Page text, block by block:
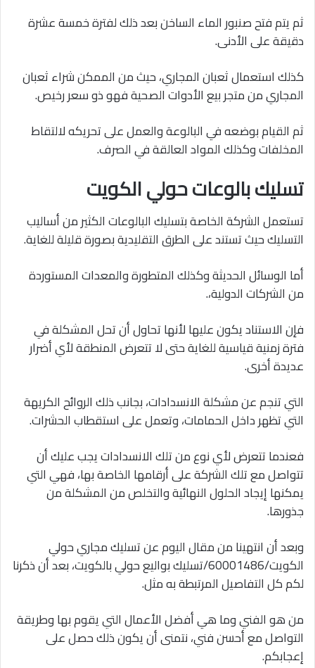
ثم يتم فتح صنبور الماء الساخن بعد ذلك لفترة خمسة عشرة
دقيقة على الأدنى.
كذلك استعمال ثعبان المجاري، حيث من الممكن شراء ثعبان
المجاري من متجر بيع الأدوات الصحية فهو ذو سعر رخيص.
ثم القيام بوضعه في البالوعة والعمل على تحريكه لالتقاط
المخلفات وكذلك المواد العالقة في الصرف.
تسليك بالوعات حولي الكويت
تستعمل الشركة الخاصة بتسليك البالوعات الكثير من أساليب
التسليك حيث تستند على الطرق التقليدية بصورة قليلة للغاية.
أما الوسائل الحديثة وكذلك المتطورة والمعدات المستوردة
من الشركات الدولية،.
فإن الاستناد يكون عليها لأنها تحاول أن تحل المشكلة في
فترة زمنية قياسية للغاية حتى لا تتعرض المنطقة لأي أضرار
عديدة أخرى.
التي تنجم عن مشكلة الانسدادات، بجانب ذلك الروائح الكريهة
التي تظهر داخل الحمامات، وتعمل على استقطاب الحشرات.
فعندما تتعرض لأي نوع من تلك الانسدادات يجب عليك أن
تتواصل مع تلك الشركة على أرقامها الخاصة بها، فهي التي
يمكنها إيجاد الحلول النهائية والتخلص من المشكلة من
جذورها.
وبعد أن انتهينا من مقال اليوم عن تسليك مجاري حولي
الكويت/60001486/تسليك بواليع حولي بالكويت، بعد أن ذكرنا
لكم كل التفاصيل المرتبطة به مثل.
من هو الفني وما هي أفضل الأعمال التي يقوم بها وطريقة
التواصل مع أحسن فني، نتمنى أن يكون ذلك حصل على
إعجابكم.